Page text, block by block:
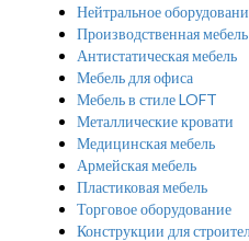
Нейтральное
Производственная мебель
Антистатическая мебель
Мебель для офиса
Мебель в стиле LOFT
Металлические кровати
Медицинская мебель
Армейская мебель
Пластиковая мебель
Торговое оборудование
Конструкции для